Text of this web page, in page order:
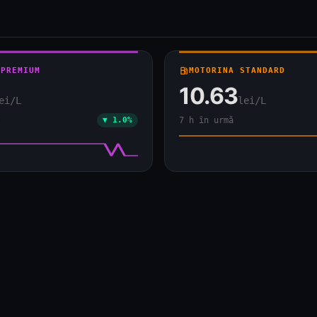
L
▼ 1.0%
local_gas_stationMOTORINA STANDARD
10.63lei/L
7 h în urmă